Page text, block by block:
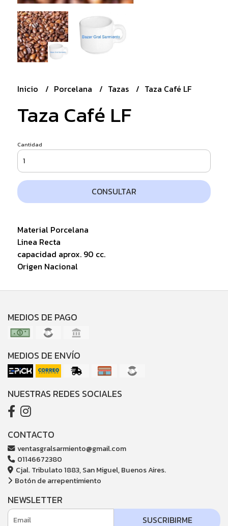
Inicio Porcelana Tazas Taza Café LF
Taza Café LF
Cantidad
CONSULTAR
Material Porcelana
Linea Recta
capacidad aprox. 90 cc.
Origen Nacional
MEDIOS DE PAGO
MEDIOS DE ENVÍO
NUESTRAS REDES SOCIALES
CONTACTO
ventasgralsarmiento@gmail.com
01146672380
Cjal. Tribulato 1883, San Miguel, Buenos Aires.
Botón de arrepentimiento
NEWSLETTER
SUSCRIBIRME